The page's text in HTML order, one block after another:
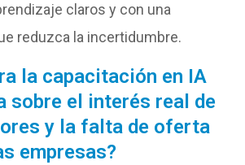
claros y con una
reduzca la incertidumbre.
la capacitación en IA
sobre el interés real de
y la falta de oferta
empresas?